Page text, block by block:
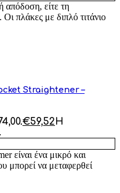
απόδοση, είτε τη
Οι πλάκες με διπλό τιτάνιο
Straightener –
€59,52Η
είναι ένα μικρό και
μπορεί να μεταφερθεί